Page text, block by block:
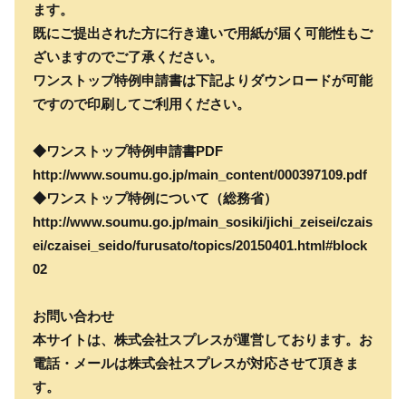
ます。
既にご提出された方に行き違いで用紙が届く可能性もご
ざいますのでご了承ください。
ワンストップ特例申請書は下記よりダウンロードが可能
ですので印刷してご利用ください。
◆ワンストップ特例申請書PDF
http://www.soumu.go.jp/main_content/000397109.pdf
◆ワンストップ特例について（総務省）
http://www.soumu.go.jp/main_sosiki/jichi_zeisei/czais
ei/czaisei_seido/furusato/topics/20150401.html#block
02
お問い合わせ
本サイトは、株式会社スプレスが運営しております。お
電話・メールは株式会社スプレスが対応させて頂きま
す。